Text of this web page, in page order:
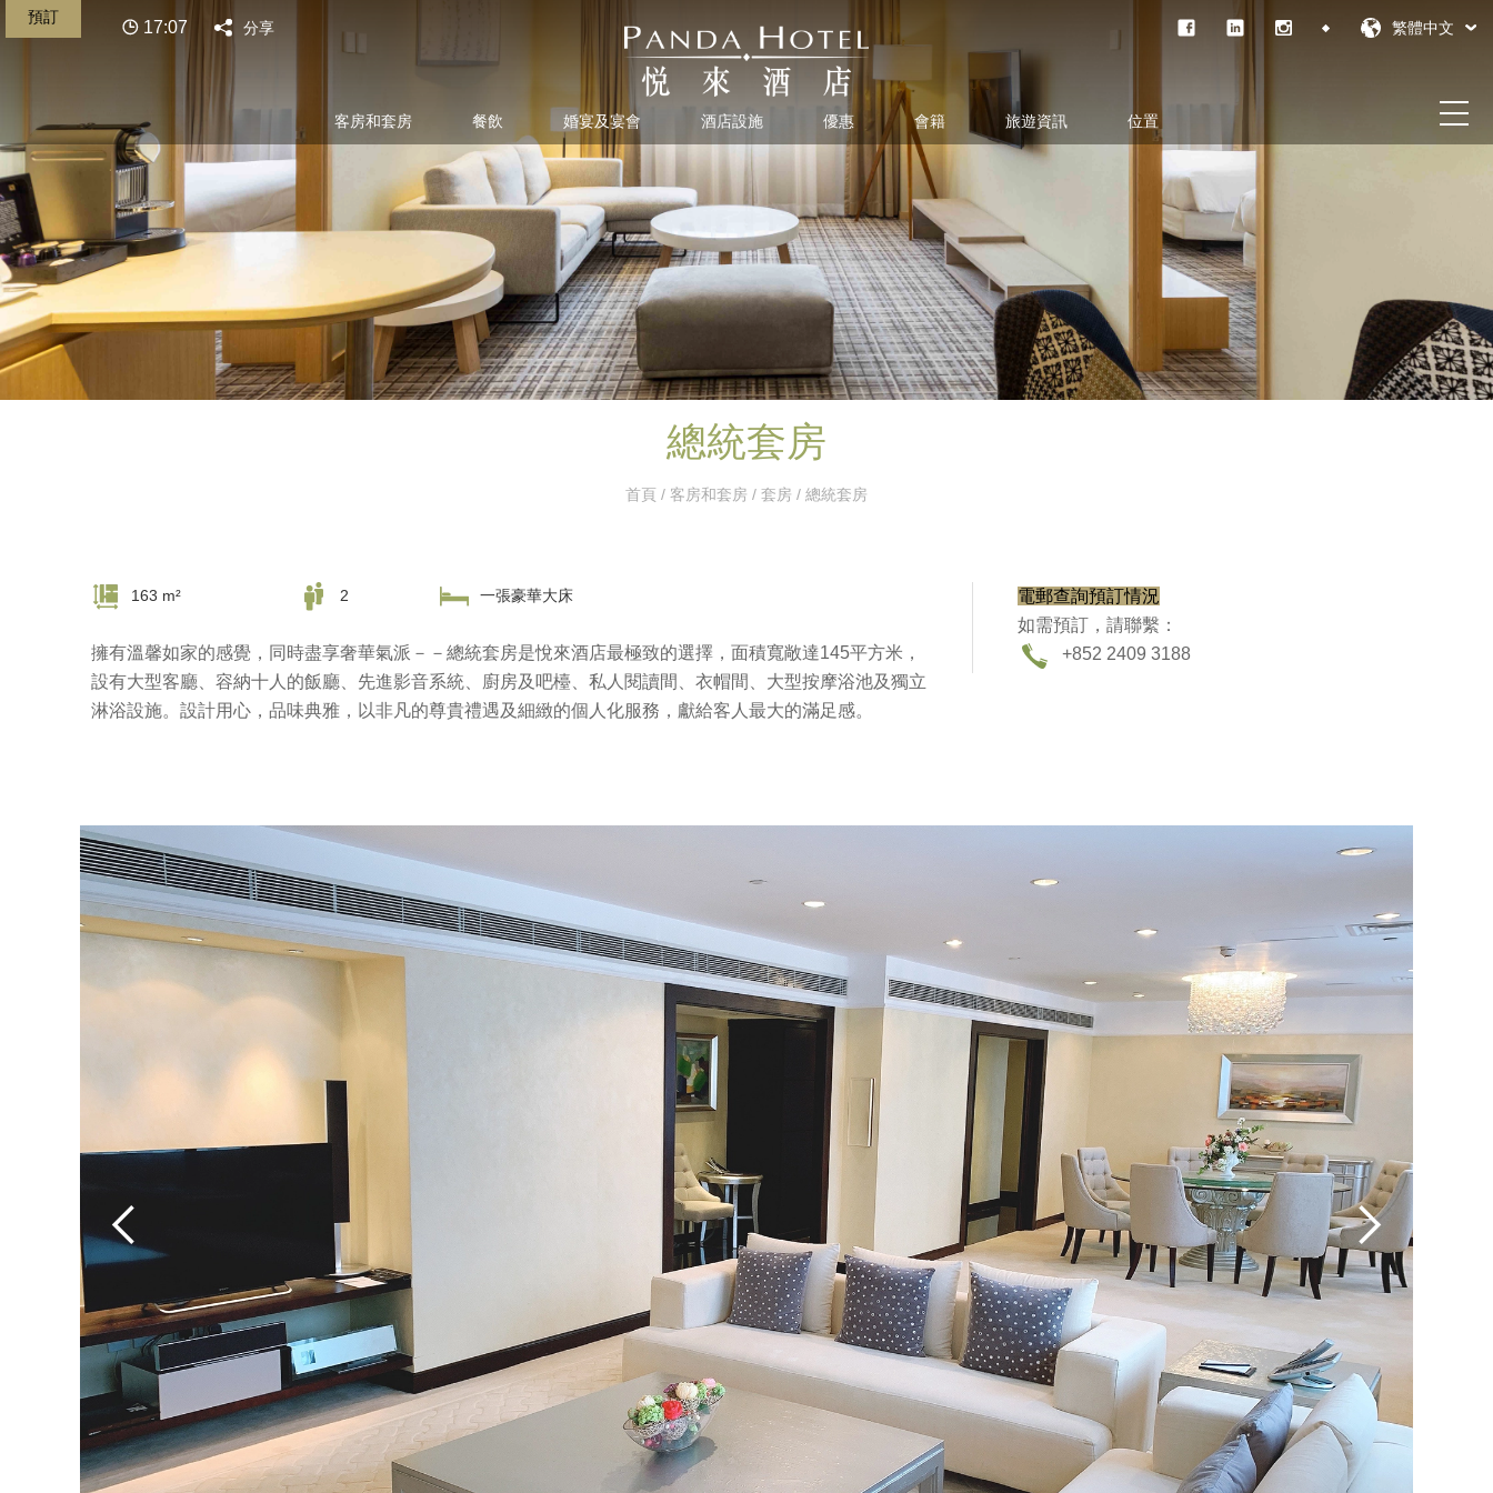
預訂
17:07 分享 繁體中文
客房和套房 餐飲 婚宴及宴會 酒店設施 優惠 會籍 旅遊資訊 位置
總統套房
首頁 / 客房和套房 / 套房 / 總統套房
163 m² 2 一張豪華大床
擁有溫馨如家的感覺，同時盡享奢華氣派－－總統套房是悅來酒店最極致的選擇，面積寬敞達145平方米，
設有大型客廳、容納十人的飯廳、先進影音系統、廚房及吧檯、私人閱讀間、衣帽間、大型按摩浴池及獨立
淋浴設施。設計用心，品味典雅，以非凡的尊貴禮遇及細緻的個人化服務，獻給客人最大的滿足感。
電郵查詢預訂情況
如需預訂，請聯繫：
+852 2409 3188